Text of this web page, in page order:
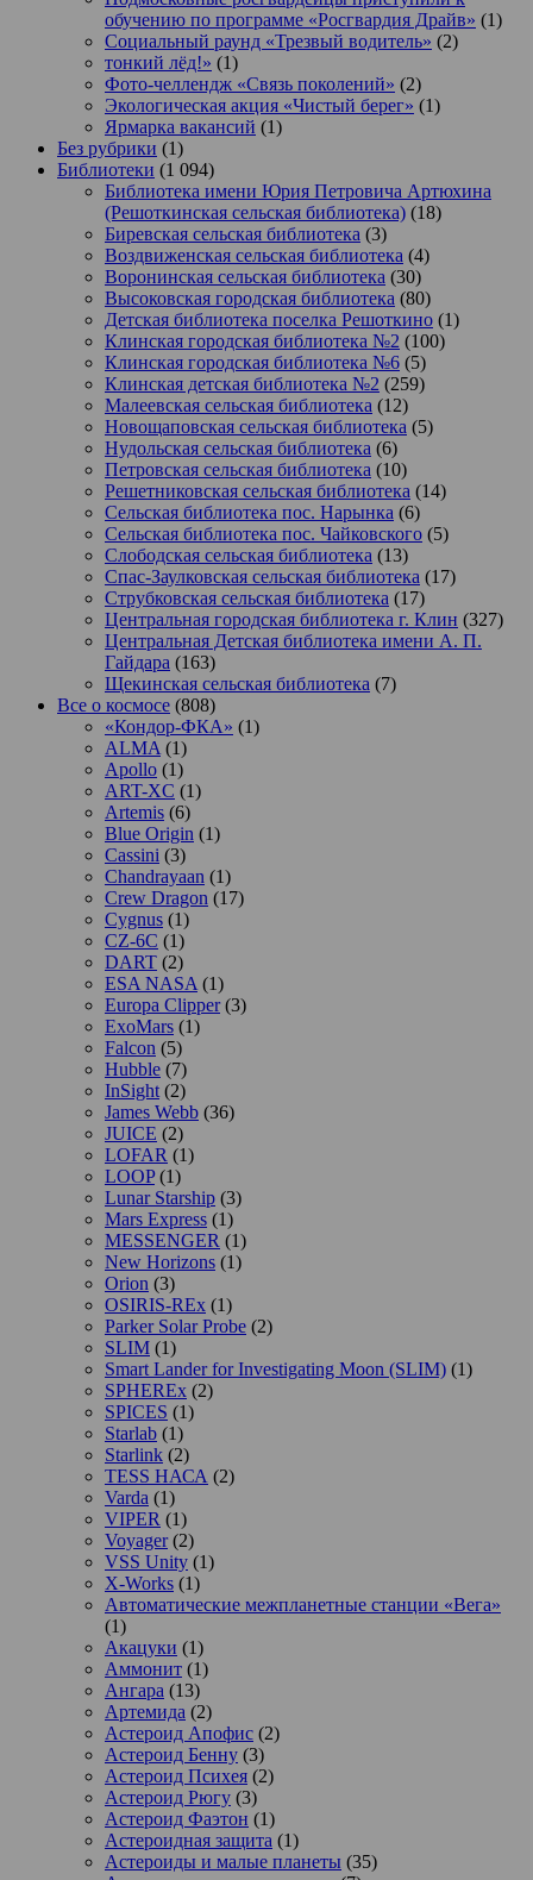
обучению по программе «Росгвардия Драйв» (1)
Социальный раунд «Трезвый водитель» (2)
тонкий лёд!» (1)
Фото-челлендж «Связь поколений» (2)
Экологическая акция «Чистый берег» (1)
Ярмарка вакансий (1)
Без рубрики (1)
Библиотеки (1 094)
Библиотека имени Юрия Петровича Артюхина
(Решоткинская сельская библиотека) (18)
Биревская сельская библиотека (3)
Воздвиженская сельская библиотека (4)
Воронинская сельская библиотека (30)
Высоковская городская библиотека (80)
Детская библиотека поселка Решоткино (1)
Клинская городская библиотека №2 (100)
Клинская городская библиотека №6 (5)
Клинская детская библиотека №2 (259)
Малеевская сельская библиотека (12)
Новощаповская сельская библиотека (5)
Нудольская сельская библиотека (6)
Петровская сельская библиотека (10)
Решетниковская сельская библиотека (14)
Сельская библиотека пос. Нарынка (6)
Сельская библиотека пос. Чайковского (5)
Слободская сельская библиотека (13)
Спас-Заулковская сельская библиотека (17)
Струбковская сельская библиотека (17)
Центральная городская библиотека г. Клин (327)
Центральная Детская библиотека имени А. П.
Гайдара (163)
Щекинская сельская библиотека (7)
Все о космосе (808)
«Кондор-ФКА» (1)
ALMA (1)
Apollo (1)
ART-XC (1)
Artemis (6)
Blue Origin (1)
Cassini (3)
Chandrayaan (1)
Crew Dragon (17)
Cygnus (1)
CZ-6C (1)
DART (2)
ESA NASA (1)
Europa Clipper(3)
ExoMars (1)
Falcon (5)
Hubble (7)
InSight (2)
James Webb (36)
JUICE (2)
LOFAR (1)
LOOP(1)
Lunar Starship (3)
Mars Express (1)
MESSENGER (1)
New Horizons (1)
Orion (3)
OSIRIS-REx (1)
Parker Solar Probe (2)
SLIM (1)
Smart Lander for Investigating Moon (SLIM) (1)
SPHEREx (2)
SPICES (1)
Starlab (1)
Starlink (2)
TESS НАСА (2)
Varda (1)
VIPER (1)
Voyager(2)
VSS Unity (1)
X-Works (1)
Автоматические межпланетные станции «Вега»
(1)
Акацуки (1)
Аммонит (1)
Ангара (13)
Артемида (2)
Астероид Апофис (2)
Астероид Бенну (3)
Астероид Психея (2)
Астероид Рюгу (3)
Астероид Фаэтон (1)
Астероидная защита (1)
Астероиды и малые планеты (35)